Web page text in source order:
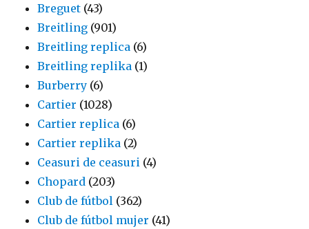
Breguet (43)
Breitling (901)
Breitling replica (6)
Breitling replika (1)
Burberry (6)
Cartier (1028)
Cartier replica (6)
Cartier replika (2)
Ceasuri de ceasuri (4)
Chopard (203)
Club de fútbol (362)
Club de fútbol mujer (41)